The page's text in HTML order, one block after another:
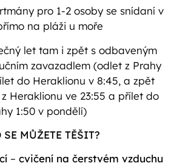
pro 1-2 osoby se snídaní v
na pláži u moře
let tam i zpět s odbaveným
zavazadlem (odlet z Prahy
do Heraklionu v 8:45, a zpět
Heraklionu ve 23:55 a přílet do
1:50 v pondělí)
SE MŮŽETE TĚŠIT?
– cvičení na čerstvém vzduchu